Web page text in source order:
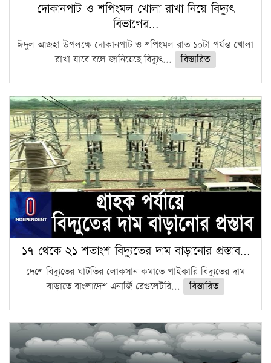
দোকানপাট ও শপিংমল খোলা রাখা নিয়ে বিদ্যুৎ
বিভাগের…
ঈদুল আজহা উপলক্ষে দোকানপাট ও শপিংমল রাত ১০টা পর্যন্ত খোলা
রাখা যাবে বলে জানিয়েছে বিদ্যুৎ...
বিস্তারিত
১৭ থেকে ২১ শতাংশ বিদ্যুতের দাম বাড়ানোর প্রস্তাব…
দেশে বিদ্যুতের ঘাটতির লোকসান কমাতে পাইকারি বিদ্যুতের দাম
বাড়াতে বাংলাদেশ এনার্জি রেগুলেটরি...
বিস্তারিত